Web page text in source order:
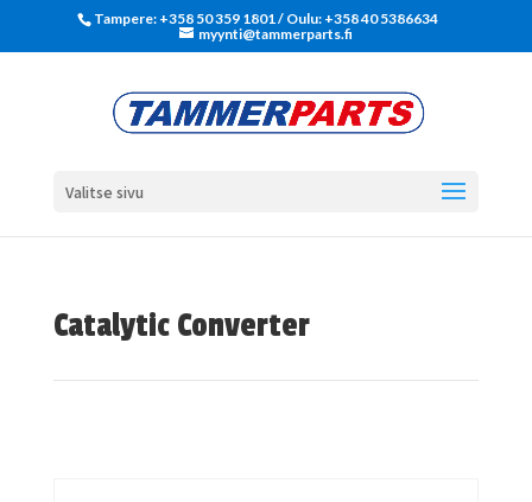
Tampere: +358 50 359 1801‬ / Oulu: +358 40 5386634
myynti@tammerparts.fi
Valitse sivu
Catalytic Converter